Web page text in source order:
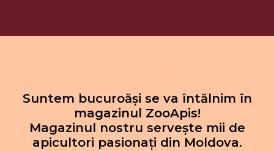
Suntem bucuroăși se va întălnim în
magazinul ZooApis!
Magazinul nostru servește mii de
apicultori pasionați din Moldova.